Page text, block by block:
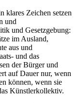
klares Zeichen setzen
und
und Gesetzgebung:
im Ausland,
aus und
und das
der Bürger und
auf Dauer nur, wenn
können, wenn sie
Künstlerkollektiv.